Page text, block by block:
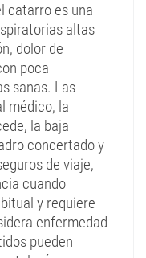
catarro es una
altas
dolor de
poca
sanas. Las
médico, la
la baja
concertado y
de viaje,
cuando
y requiere
enfermedad
pueden